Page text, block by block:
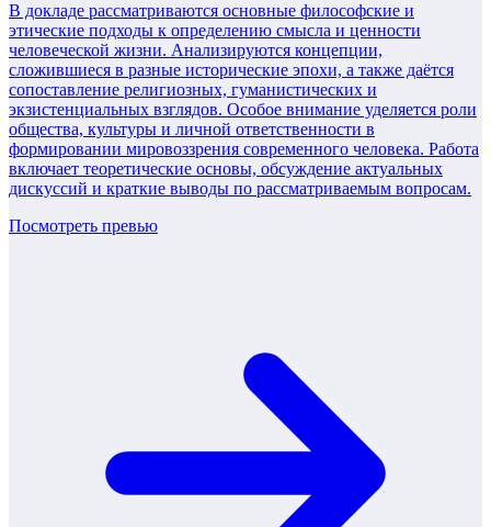
В докладе рассматриваются основные философские и
этические подходы к определению смысла и ценности
человеческой жизни. Анализируются концепции,
сложившиеся в разные исторические эпохи, а также даётся
сопоставление религиозных, гуманистических и
экзистенциальных взглядов. Особое внимание уделяется роли
общества, культуры и личной ответственности в
формировании мировоззрения современного человека. Работа
включает теоретические основы, обсуждение актуальных
дискуссий и краткие выводы по рассматриваемым вопросам.
Посмотреть превью